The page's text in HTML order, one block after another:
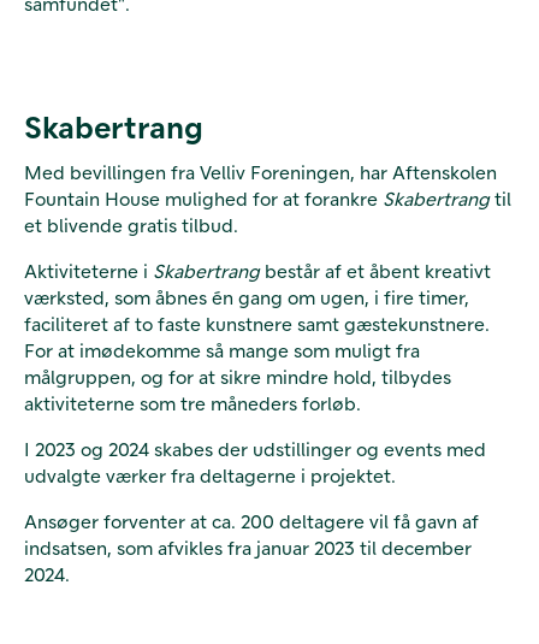
Skabertrang
Med bevillingen fra Velliv Foreningen, har Aftenskolen
Fountain House mulighed for at forankre Skabertrangtil
et blivende gratis tilbud.
Aktiviteterne i Skabertrangbestår af et åbent kreativt
værksted, som åbnes én gang om ugen, i fire timer,
faciliteret af to faste kunstnere samt gæstekunstnere.
For at imødekomme så mange som muligt fra
målgruppen, og for at sikre mindre hold, tilbydes
aktiviteterne som tre måneders forløb.
I 2023 og 2024 skabes der udstillinger og events med
udvalgte værker fra deltagerne i projektet.
Ansøger forventer at ca. 200 deltagere vil få gavn af
indsatsen, som afvikles fra januar 2023 til december
2024.